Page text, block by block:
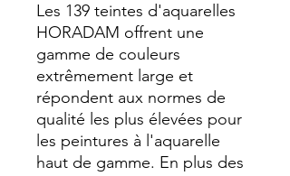
Les 139 teintes d'aquarelles
HORADAM offrent une
gamme de couleurs
extrêmement large et
répondent aux normes de
qualité les plus élevées pour
les peintures à l'aquarelle
haut de gamme. En plus des